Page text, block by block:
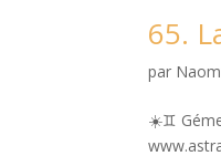
65.
par
☀️♊️